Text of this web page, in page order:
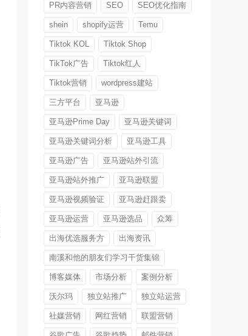
PR内容营销 SEO SEO优化指南
shein shopify运营 Temu
Tiktok KOL Tiktok Shop
TikTok广告 Tiktok红人
Tiktok营销 wordpress建站
三方平台 亚马逊
亚马逊Prime Day 亚马逊关键词
亚马逊关键词分析 亚马逊工具
亚马逊广告 亚马逊站外引流
亚马逊站外推广 亚马逊联盟
亚马逊视频验证 亚马逊赶跟卖
亚马逊运营 亚马逊选品 众筹
出海优选服务方 出海资讯
南溪和他的朋友们学习干货集锦
博客媒体 市场分析 案例分析
沃尔玛 独立站推广 独立站运营
社媒营销 网红营销 联盟营销